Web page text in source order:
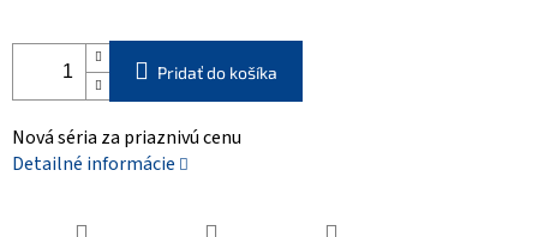
Pridať do košíka
Nová séria za priaznivú cenu
Detailné informácie